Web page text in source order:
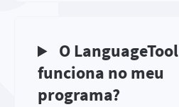
O LanguageTool
funciona no meu
programa?